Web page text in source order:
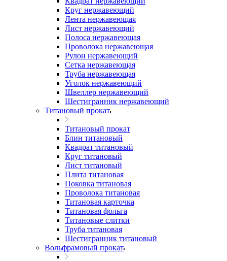
Круг нержавеющий
Лента нержавеющая
Лист нержавеющий
Полоса нержавеющая
Проволока нержавеющая
Рулон нержавеющий
Сетка нержавеющая
Труба нержавеющая
Уголок нержавеющий
Швеллер нержавеющий
Шестигранник нержавеющий
Титановый прокат
Титановый прокат
Блин титановый
Квадрат титановый
Круг титановый
Лист титановый
Плита титановая
Поковка титановая
Проволока титановая
Титановая карточка
Титановая фольга
Титановые слитки
Труба титановая
Шестигранник титановый
Вольфрамовый прокат